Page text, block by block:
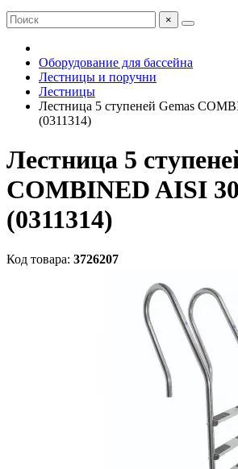
×
Оборудование для бассейна
Лестницы и поручни
Лестницы
Лестница 5 ступеней Gemas
(0311314)
Лестница 5
COMBINED AISI
(0311314)
Код товара: 3726207